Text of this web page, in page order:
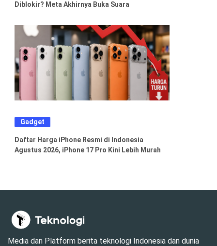
Diblokir? Meta Akhirnya Buka Suara
Gadget
Daftar Harga iPhone Resmi di Indonesia
Agustus 2026, iPhone 17 Pro Kini Lebih Murah
Media dan Platform berita teknologi Indonesia dan dunia